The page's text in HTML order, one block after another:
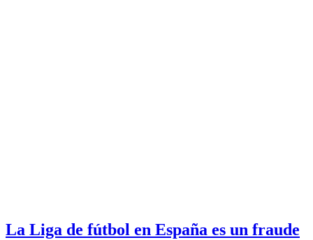
La Liga de fútbol en España es un fraude